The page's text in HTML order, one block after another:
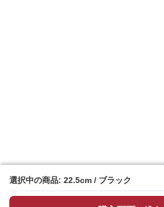
選択中の商品: 22.5cm / ブラック
選択中の商品: 22.5cm / ブラック